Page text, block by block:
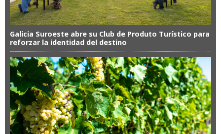
Galicia Suroeste abre su Club de Produto Turístico para
reforzar la identidad del destino